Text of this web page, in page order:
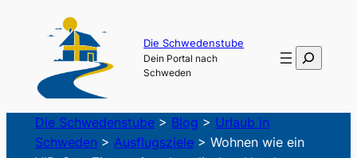
springen
Die Schwedenstube
Dein Portal nach
Schweden
Suchen
Die Schwedenstube> Blog > Urlaub in
Schweden > Ausflugsziele> Wohnen wie ein